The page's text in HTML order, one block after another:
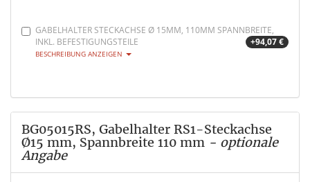
GABELHALTER STECKACHSE Ø 15MM, 110MM SPANNBREITE,
INKL. BEFESTIGUNGSTEILE
+94,07 €
BESCHREIBUNG ANZEIGEN
BG05015RS, Gabelhalter RS1-Steckachse
Ø15 mm, Spannbreite 110 mm - optionale
Angabe